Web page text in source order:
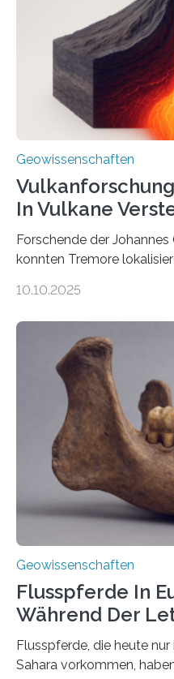
könnten, winzige
Richtung als auch in der
wahrzunehmen. Dadurch
über den Ozean
Geowissenschaften
In Vulkane
Forschende der
konnten Tremore
Vulkan? Was passiert in
erzeugt durch Magma
Schlote einen Weg nach
Miriam Christina Reiss,
Johannes Gutenberg-
Team haben am Vulkan
solche Tremore
nicht nur nachweisen,
10.10.2025
Geowissenschaften
Flusspferde In
Während Der
Flusspferde, die heute
Sahara vorkommen,